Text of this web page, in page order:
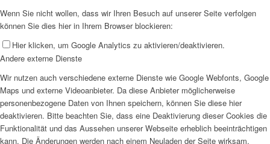
Wenn Sie nicht wollen, dass wir Ihren Besuch auf unserer Seite verfolgen
können Sie dies hier in Ihrem Browser blockieren:
Hier klicken, um Google Analytics zu aktivieren/deaktivieren.
Andere externe Dienste
Wir nutzen auch verschiedene externe Dienste wie Google Webfonts, Google
Maps und externe Videoanbieter. Da diese Anbieter möglicherweise
personenbezogene Daten von Ihnen speichern, können Sie diese hier
deaktivieren. Bitte beachten Sie, dass eine Deaktivierung dieser Cookies die
Funktionalität und das Aussehen unserer Webseite erheblich beeinträchtigen
kann. Die Änderungen werden nach einem Neuladen der Seite wirksam.